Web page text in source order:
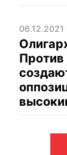
06.12.2021
Против